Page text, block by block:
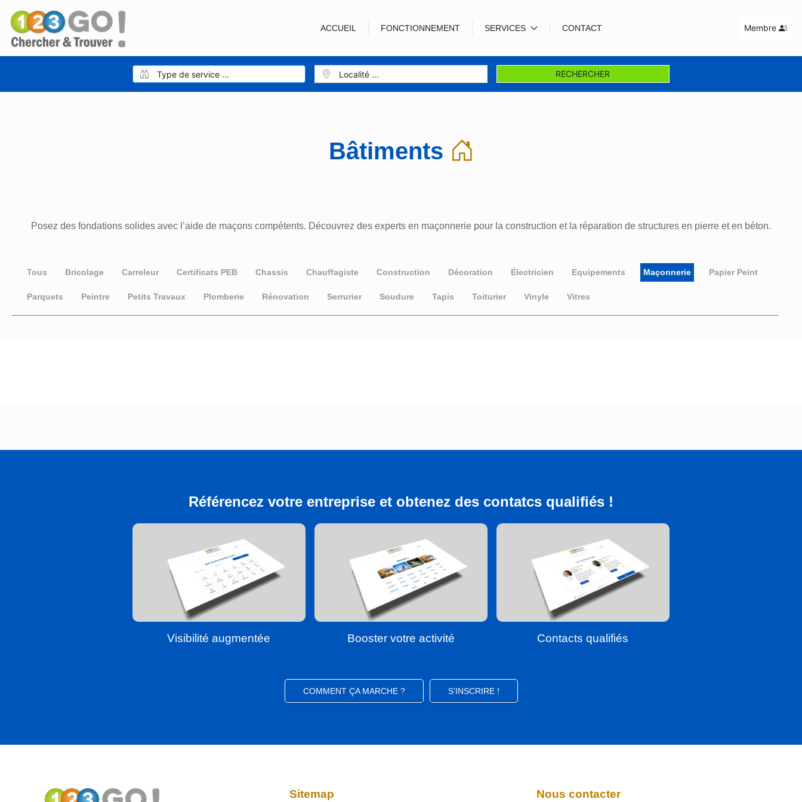
ACCUEIL FONCTIONNEMENT SERVICES CONTACT Membre
RECHERCHER
Bâtiments
Posez des fondations solides avec l’aide de maçons compétents. Découvrez des experts en maçonnerie pour la construction et la réparation de structures en pierre et en béton.
Tous Bricolage Carreleur Certificats PEB Chassis Chauffagiste Construction Décoration Électricien Equipements Maçonnerie Papier Peint
Parquets Peintre Petits Travaux Plomberie Rénovation Serrurier Soudure Tapis Toiturier Vinyle Vitres
Référencez votre entreprise et obtenez des contatcs qualifiés !
Visibilité augmentée Booster votre activité Contacts qualifiés
COMMENT ÇA MARCHE ? S'INSCRIRE !
Sitemap Nous contacter